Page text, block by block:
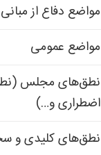
مواضع دفاع از
مواضع عمومی
نطق‌های مجلس
اضطراری و…)
نطق‌های کلیدی و